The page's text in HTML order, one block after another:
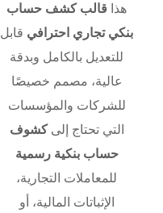
هذا قالب كشف حساب
بنكي تجاري احترافي قابل
للتعديل بالكامل وبدقة
عالية، مصمم خصيصًا
للشركات والمؤسسات
التي تحتاج إلىكشوف
حساب بنكية رسمية
للمعاملات التجارية،
الإثباتات المالية، أو